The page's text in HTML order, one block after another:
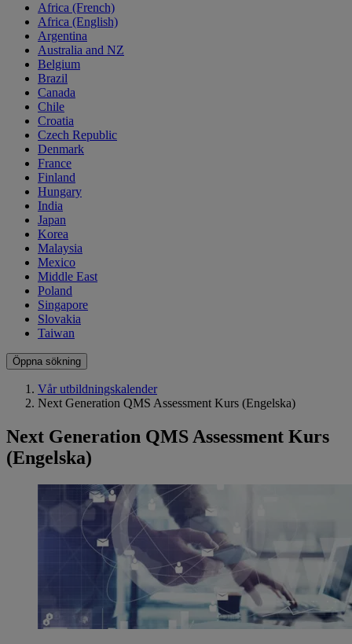
Africa (French)
Africa (English)
Argentina
Australia and NZ
Belgium
Brazil
Canada
Chile
Croatia
Czech Republic
Denmark
France
Finland
Hungary
India
Japan
Korea
Malaysia
Mexico
Middle East
Poland
Singapore
Slovakia
Taiwan
Öppna sökning
Vår utbildningskalender
Next Generation QMS Assessment Kurs (Engelska)
Next Generation QMS Assessment Kurs
(Engelska)